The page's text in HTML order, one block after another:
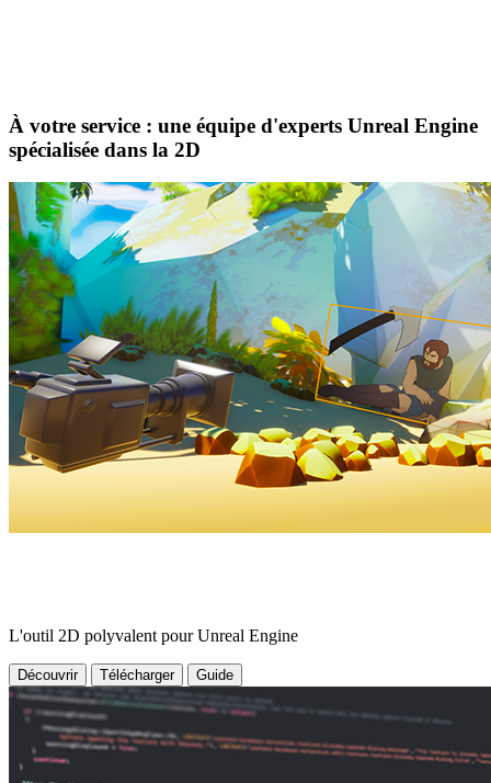
À votre service : une équipe d'experts Unreal Engine
spécialisée dans la 2D
L'outil 2D polyvalent pour Unreal Engine
Découvrir Télécharger Guide